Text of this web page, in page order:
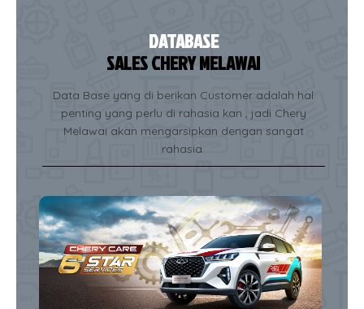
DATABASE
SALES CHERY MELAWAI
Data Base yang di berikan Customer adalah hal
penting yang perlu di rahasia kan , jadi Chery
Melawai akan mengarsipkan dengan sangat
rahasia.